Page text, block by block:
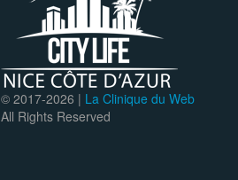
© 2017-2026 | La Clinique du Web
All Rights Reserved